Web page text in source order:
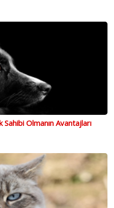
Olmanın Avantajları